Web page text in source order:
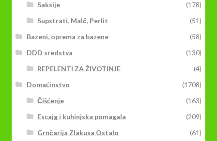
Saksije
(178)
Supstrati, Malč, Perlit
(51)
Bazeni, oprema za bazene
(58)
DDD sredstva
(130)
REPELENTI ZA ŽIVOTINJE
(4)
Domaćinstvo
(1708)
Čišćenje
(163)
Escajg i kuhinjska pomagala
(209)
Grnčarija Zlakusa Ostalo
(61)